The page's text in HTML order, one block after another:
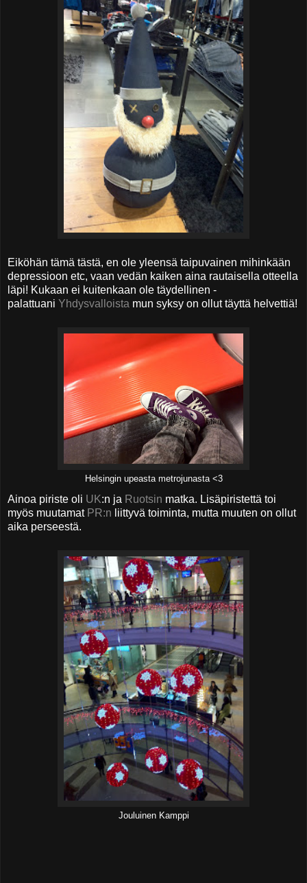
Eiköhän tämä tästä, en ole yleensä taipuvainen mihinkään
depressioon etc, vaan vedän kaiken aina rautaisella otteella
läpi! Kukaan ei kuitenkaan ole täydellinen -
palattuani Yhdysvalloista mun syksy on ollut täyttä helvettiä!
Helsingin upeasta metrojunasta <3
Ainoa piriste oli UK:n ja Ruotsin matka. Lisäpiristettä toi
myös muutamat PR:n liittyvä toiminta, mutta muuten on ollut
aika perseestä.
Jouluinen Kamppi